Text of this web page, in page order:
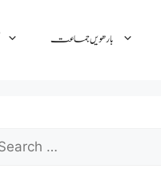
بارھویں جماعت